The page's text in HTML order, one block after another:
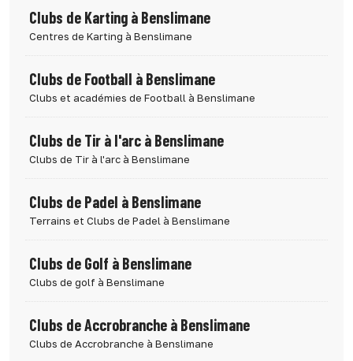
Clubs de Karting à Benslimane
Centres de Karting à Benslimane
Clubs de Football à Benslimane
Clubs et académies de Football à Benslimane
Clubs de Tir à l'arc à Benslimane
Clubs de Tir à l'arc à Benslimane
Clubs de Padel à Benslimane
Terrains et Clubs de Padel à Benslimane
Clubs de Golf à Benslimane
Clubs de golf à Benslimane
Clubs de Accrobranche à Benslimane
Clubs de Accrobranche à Benslimane